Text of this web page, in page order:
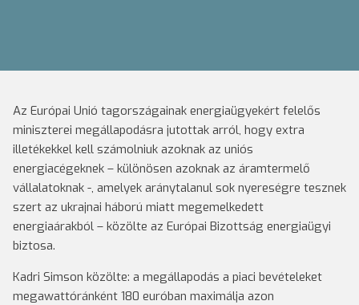
Az Európai Unió tagországainak energiaügyekért felelős
miniszterei megállapodásra jutottak arról, hogy extra
illetékekkel kell számolniuk azoknak az uniós
energiacégeknek – különösen azoknak az áramtermelő
vállalatoknak -, amelyek aránytalanul sok nyereségre tesznek
szert az ukrajnai háború miatt megemelkedett
energiaárakból – közölte az Európai Bizottság energiaügyi
biztosa.
Kadri Simson közölte: a megállapodás a piaci bevételeket
megawattóránként 180 euróban maximálja azon